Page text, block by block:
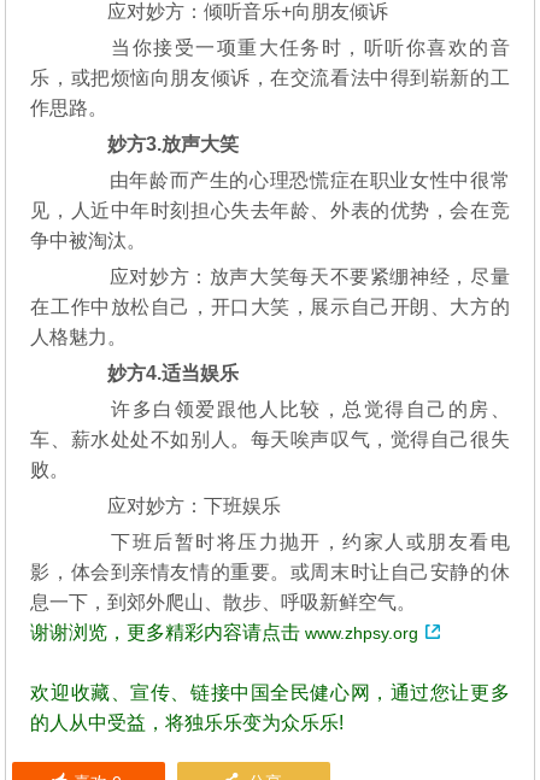
应对妙方：倾听音乐+向朋友倾诉
当你接受一项重大任务时，听听你喜欢的音
乐，或把烦恼向朋友倾诉，在交流看法中得到崭新的工
作思路。
妙方3.放声大笑
由年龄而产生的心理恐慌症在职业女性中很常
见，人近中年时刻担心失去年龄、外表的优势，会在竞
争中被淘汰。
应对妙方：放声大笑每天不要紧绷神经，尽量
在工作中放松自己，开口大笑，展示自己开朗、大方的
人格魅力。
妙方4.适当娱乐
许多白领爱跟他人比较，总觉得自己的房、
车、薪水处处不如别人。每天唉声叹气，觉得自己很失
败。
应对妙方：下班娱乐
下班后暂时将压力抛开，约家人或朋友看电
影，体会到亲情友情的重要。或周末时让自己安静的休
息一下，到郊外爬山、散步、呼吸新鲜空气。
谢谢浏览，更多精彩内容请点击www.zhpsy.org
欢迎收藏、宣传、链接中国全民健心网，通过您让更多
的人从中受益，将独乐乐变为众乐乐!